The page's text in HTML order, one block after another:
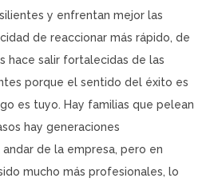
y enfrentan mejor las
de reaccionar más rápido, de
hace salir fortalecidas de las
porque el sentido del éxito es
es tuyo. Hay familias que pelean
hay generaciones
de la empresa, pero en
mucho más profesionales, lo